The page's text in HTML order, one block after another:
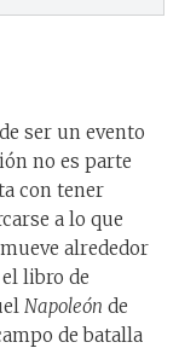
ser un evento
no es parte
con tener
a lo que
alrededor
libro de
Napoleón de
de batalla